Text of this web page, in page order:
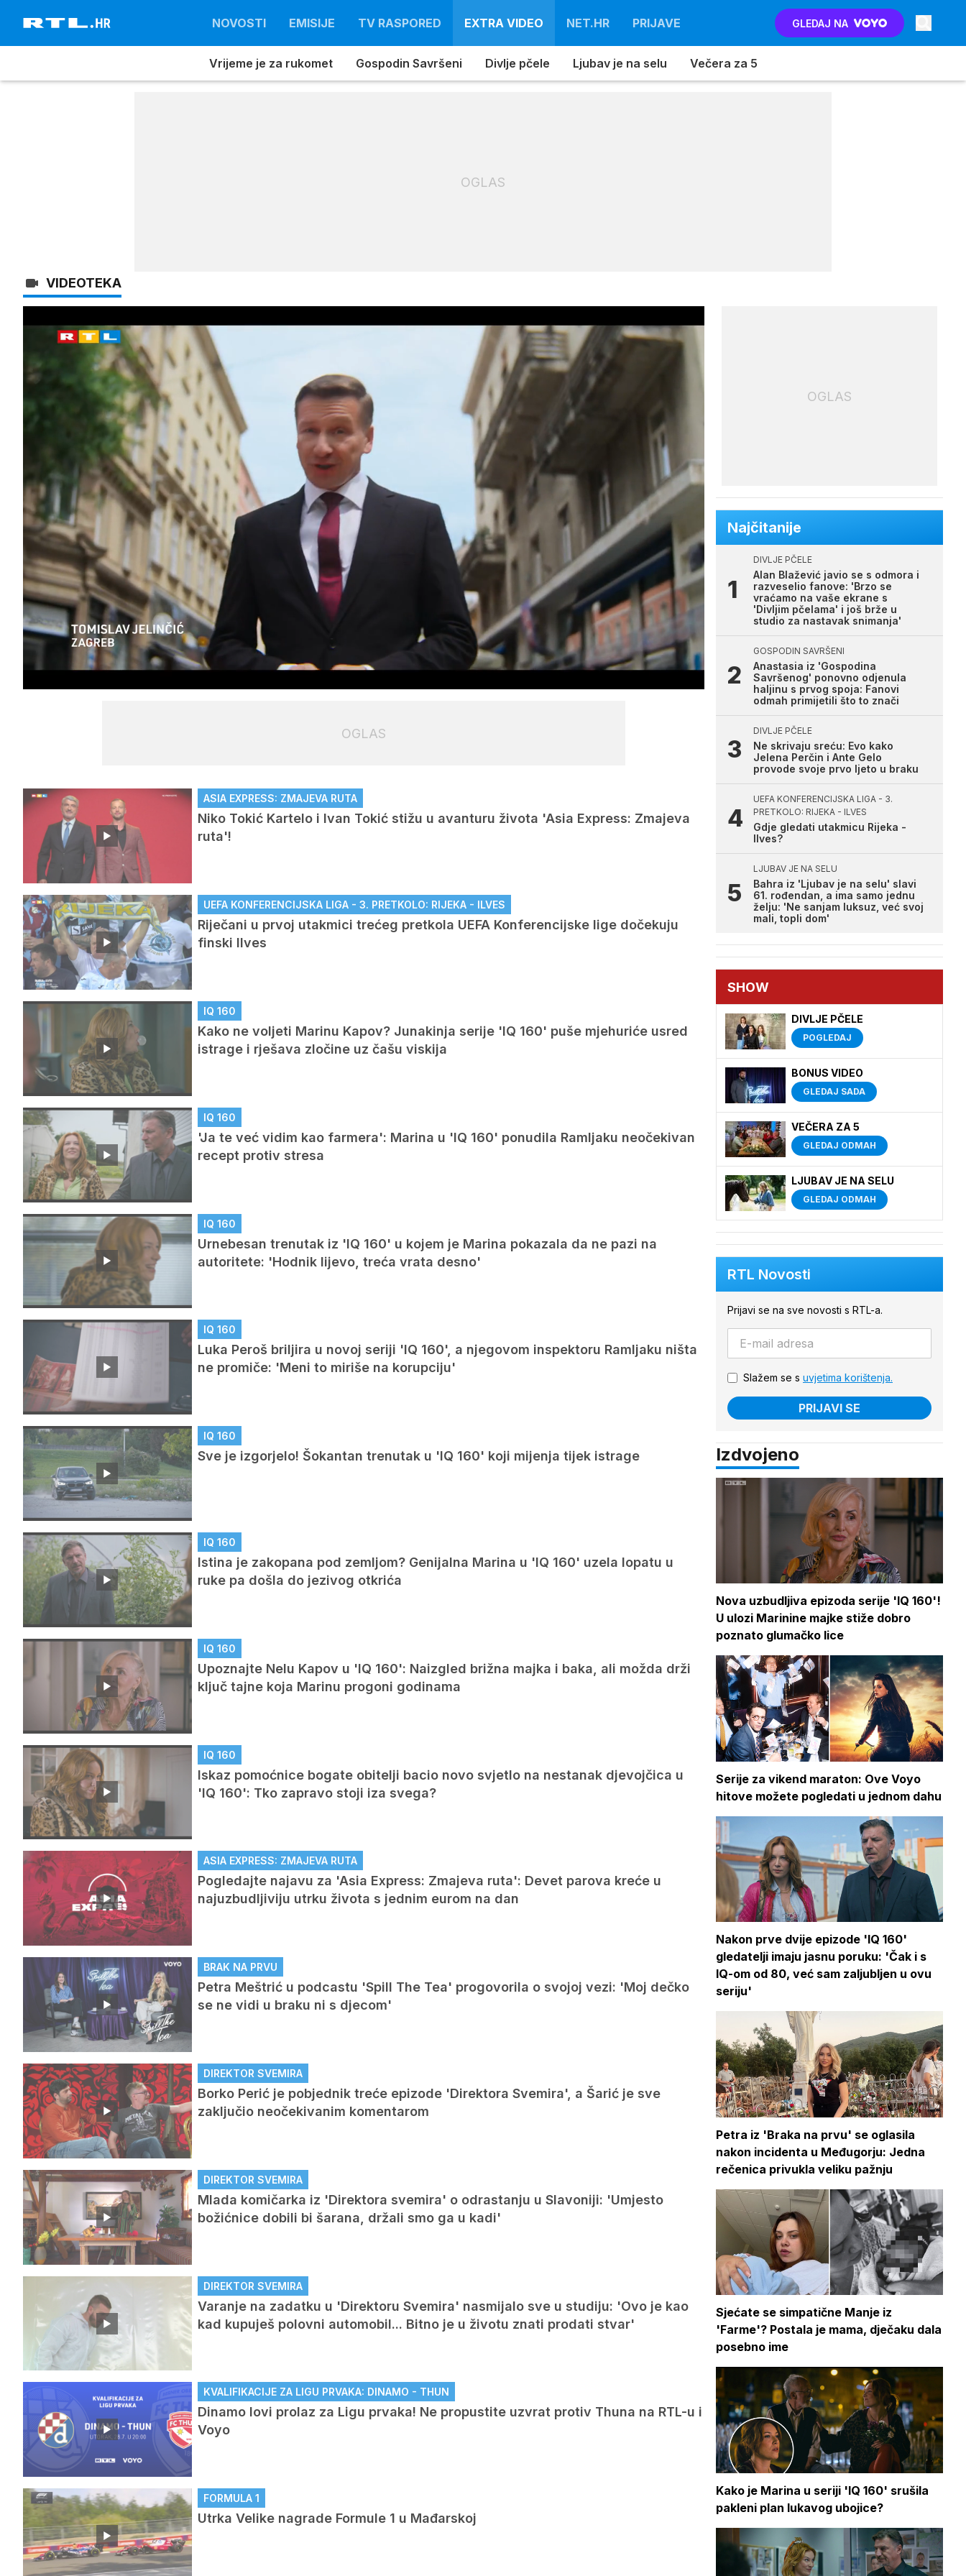
NOVOSTI EMISIJE TV RASPORED EXTRA VIDEO NET.HR PRIJAVE GLEDAJ NA
Vrijeme je za rukomet Gospodin Savršeni Divlje pčele Ljubav je na selu Večera za 5
OGLAS
VIDEOTEKA
zvuk
Loaded
100.00%
OGLAS
ASIA EXPRESS: ZMAJEVA RUTA
Niko Tokić Kartelo i Ivan Tokić stižu u avanturu života 'Asia Express: Zmajeva
ruta'!
UEFA KONFERENCIJSKA LIGA - 3. PRETKOLO: RIJEKA - ILVES
Riječani u prvoj utakmici trećeg pretkola UEFA Konferencijske lige dočekuju
finski Ilves
IQ 160
Kako ne voljeti Marinu Kapov? Junakinja serije 'IQ 160' puše mjehuriće usred
istrage i rješava zločine uz čašu viskija
IQ 160
'Ja te već vidim kao farmera': Marina u 'IQ 160' ponudila Ramljaku neočekivan
recept protiv stresa
IQ 160
Urnebesan trenutak iz 'IQ 160' u kojem je Marina pokazala da ne pazi na
autoritete: 'Hodnik lijevo, treća vrata desno'
IQ 160
Luka Peroš briljira u novoj seriji 'IQ 160', a njegovom inspektoru Ramljaku ništa
ne promiče: 'Meni to miriše na korupciju'
IQ 160
Sve je izgorjelo! Šokantan trenutak u 'IQ 160' koji mijenja tijek istrage
IQ 160
Istina je zakopana pod zemljom? Genijalna Marina u 'IQ 160' uzela lopatu u
ruke pa došla do jezivog otkrića
IQ 160
Upoznajte Nelu Kapov u 'IQ 160': Naizgled brižna majka i baka, ali možda drži
ključ tajne koja Marinu progoni godinama
IQ 160
Iskaz pomoćnice bogate obitelji bacio novo svjetlo na nestanak djevojčica u
'IQ 160': Tko zapravo stoji iza svega?
ASIA EXPRESS: ZMAJEVA RUTA
Pogledajte najavu za 'Asia Express: Zmajeva ruta': Devet parova kreće u
najuzbudljiviju utrku života s jednim eurom na dan
BRAK NA PRVU
Petra Meštrić u podcastu 'Spill The Tea' progovorila o svojoj vezi: 'Moj dečko
se ne vidi u braku ni s djecom'
DIREKTOR SVEMIRA
Borko Perić je pobjednik treće epizode 'Direktora Svemira', a Šarić je sve
zaključio neočekivanim komentarom
DIREKTOR SVEMIRA
Mlada komičarka iz 'Direktora svemira' o odrastanju u Slavoniji: 'Umjesto
božićnice dobili bi šarana, držali smo ga u kadi'
DIREKTOR SVEMIRA
Varanje na zadatku u 'Direktoru Svemira' nasmijalo sve u studiju: 'Ovo je kao
kad kupuješ polovni automobil... Bitno je u životu znati prodati stvar'
KVALIFIKACIJE ZA LIGU PRVAKA: DINAMO - THUN
Dinamo lovi prolaz za Ligu prvaka! Ne propustite uzvrat protiv Thuna na RTL-u i
Voyo
FORMULA 1
Utrka Velike nagrade Formule 1 u Mađarskoj
OGLAS
Najčitanije
DIVLJE PČELE
Alan Blažević javio se s odmora i
razveselio fanove: 'Brzo se
vraćamo na vaše ekrane s
'Divljim pčelama' i još brže u
studio za nastavak snimanja'
GOSPODIN SAVRŠENI
Anastasia iz 'Gospodina
Savršenog' ponovno odjenula
haljinu s prvog spoja: Fanovi
odmah primijetili što to znači
DIVLJE PČELE
Ne skrivaju sreću: Evo kako
Jelena Perčin i Ante Gelo
provode svoje prvo ljeto u braku
UEFA KONFERENCIJSKA LIGA - 3.
PRETKOLO: RIJEKA - ILVES
Gdje gledati utakmicu Rijeka -
Ilves?
LJUBAV JE NA SELU
Bahra iz 'Ljubav je na selu' slavi
61. rođendan, a ima samo jednu
želju: 'Ne sanjam luksuz, već svoj
mali, topli dom'
SHOW
DIVLJE PČELE
POGLEDAJ
BONUS VIDEO
GLEDAJ SADA
VEČERA ZA 5
GLEDAJ ODMAH
LJUBAV JE NA SELU
GLEDAJ ODMAH
RTL Novosti
Prijavi se na sve novosti s RTL-a.
Slažem se s uvjetima korištenja.
PRIJAVI SE
Izdvojeno
Nova uzbudljiva epizoda serije 'IQ 160'!
U ulozi Marinine majke stiže dobro
poznato glumačko lice
Serije za vikend maraton: Ove Voyo
hitove možete pogledati u jednom dahu
Nakon prve dvije epizode 'IQ 160'
gledatelji imaju jasnu poruku: 'Čak i s
IQ-om od 80, već sam zaljubljen u ovu
seriju'
Petra iz 'Braka na prvu' se oglasila
nakon incidenta u Međugorju: Jedna
rečenica privukla veliku pažnju
Sjećate se simpatične Manje iz
'Farme'? Postala je mama, dječaku dala
posebno ime
Kako je Marina u seriji 'IQ 160' srušila
pakleni plan lukavog ubojice?